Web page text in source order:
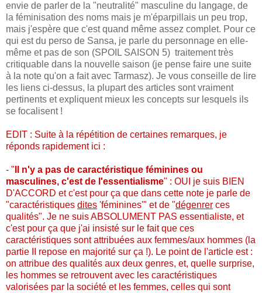
envie de parler de la "neutralité" masculine du langage, de
la féminisation des noms mais je m'éparpillais un peu trop,
mais j'espère que c'est quand même assez complet. Pour ce
qui est du perso de Sansa, je parle du personnage en elle-
même et pas de son (SPOIL SAISON 5) traitement très
critiquable dans la nouvelle saison (je pense faire une suite
à la note qu'on a fait avec Tarmasz). Je vous conseille de lire
les liens ci-dessus, la plupart des articles sont vraiment
pertinents et expliquent mieux les concepts sur lesquels ils
se focalisent !
EDIT : Suite à la répétition de certaines remarques, je
réponds rapidement ici :
- " Il n'y a pas de caractéristique féminines ou
masculines, c'est de l'essentialisme" : OUI je suis BIEN
D'ACCORD et c'est pour ça que dans cette note je parle de
"caractéristiques dites 'féminines'" et de "dégenrer ces
qualités". Je ne suis ABSOLUMENT PAS essentialiste, et
c'est pour ça que j'ai insisté sur le fait que ces
caractéristiques sont attribuées aux femmes/aux hommes (la
partie II repose en majorité sur ça !). Le point de l'article est :
on attribue des qualités aux deux genres, et, quelle surprise,
les hommes se retrouvent avec les caractéristiques
valorisées par la société et les femmes, celles qui sont